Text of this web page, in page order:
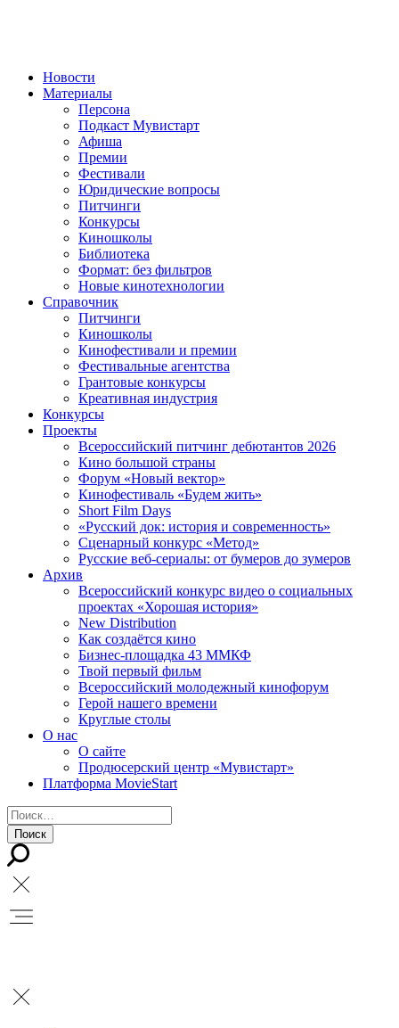
Новости
Материалы
Персона
Подкаст Мувистарт
Афиша
Премии
Фестивали
Юридические вопросы
Питчинги
Конкурсы
Киношколы
Библиотека
Формат: без фильтров
Новые кинотехнологии
Справочник
Питчинги
Киношколы
Кинофестивали и премии
Фестивальные агентства
Грантовые конкурсы
Креативная индустрия
Конкурсы
Проекты
Всероссийский питчинг дебютантов 2026
Кино большой страны
Форум «Новый вектор»
Кинофестиваль «Будем жить»
Short Film Days
«Русский док: история и современность»
Сценарный конкурс «Метод»
Русские веб-сериалы: от бумеров до зумеров
Архив
Всероссийский конкурс видео о социальных
проектах «Хорошая история»
New Distribution
Как создаётся кино
Бизнес-площадка 43 ММКФ
Твой первый фильм
Всероссийский молодежный кинофорум
Герой нашего времени
Круглые столы
О нас
О сайте
Продюсерский центр «Мувистарт»
Платформа MovieStart